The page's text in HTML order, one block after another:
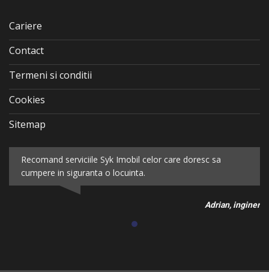
Cariere
Contact
Termeni si conditii
Cookies
Sitemap
Recomand serviciile Syk Imobil celor care doresc sa
cumpere in siguranta o locuinta.
Adrian, inginer